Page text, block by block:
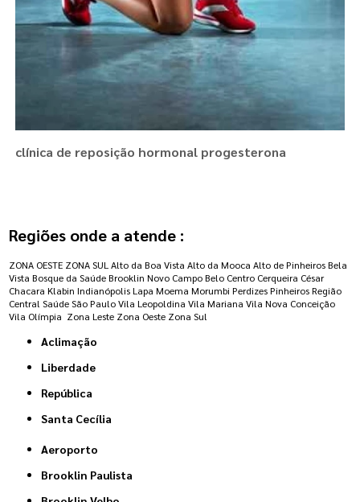
clínica de reposição hormonal progesterona
Regiões onde a atende :
ZONA OESTE ZONA SUL Alto da Boa Vista Alto da Mooca Alto de Pinheiros Bela
Vista Bosque da Saúde Brooklin Novo Campo Belo Centro Cerqueira César
Chacara Klabin Indianópolis Lapa Moema Morumbi Perdizes Pinheiros Região
Central Saúde São Paulo Vila Leopoldina Vila Mariana Vila Nova Conceição
Vila Olímpia Zona Leste Zona Oeste Zona Sul
Aclimação
Liberdade
República
Santa Cecília
Aeroporto
Brooklin Paulista